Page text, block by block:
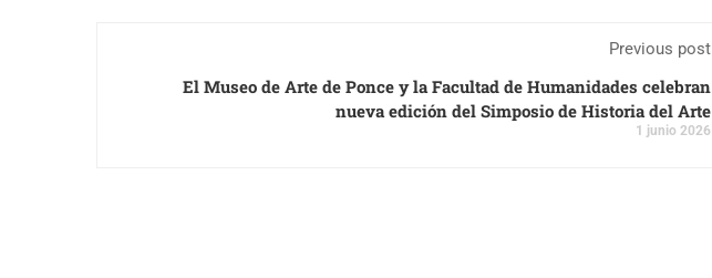
Previous post
El Museo de Arte de Ponce y la Facultad de Humanidades celebran
nueva edición del Simposio de Historia del Arte
1 junio 2026